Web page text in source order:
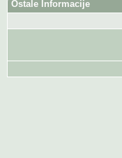
Ostale Informacije